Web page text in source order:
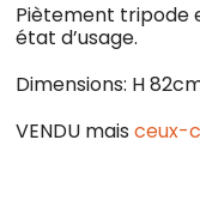
Piètement tripode
état d’usage.
Dimensions: H
VENDU maisceux-